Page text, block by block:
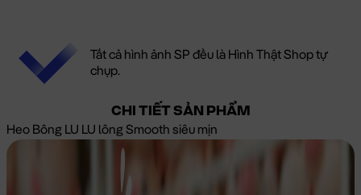
Tất cả hình ảnh SP đều là Hình Thật Shop tự
chụp.
CHI TIẾT SẢN PHẨM
Heo Bông LU LU lông Smooth siêu mịn